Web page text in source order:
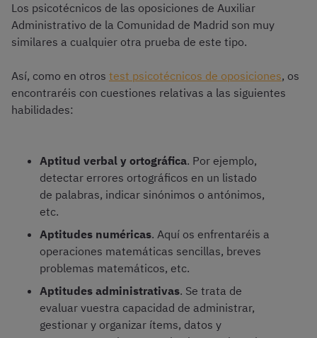
Los psicotécnicos de las oposiciones de Auxiliar
Administrativo de la Comunidad de Madrid son muy
similares a cualquier otra prueba de este tipo.
Así, como en otros test psicotécnicos de oposiciones, os
encontraréis con cuestiones relativas a las siguientes
habilidades:
Aptitud verbal y ortográfica. Por ejemplo,
detectar errores ortográficos en un listado
de palabras, indicar sinónimos o antónimos,
etc.
Aptitudes numéricas. Aquí os enfrentaréis a
operaciones matemáticas sencillas, breves
problemas matemáticos, etc.
Aptitudes administrativas. Se trata de
evaluar vuestra capacidad de administrar,
gestionar y organizar ítems, datos y